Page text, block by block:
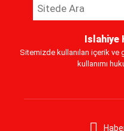
Islahiye
Sitemizde kullanılan içerik ve
kullanımı